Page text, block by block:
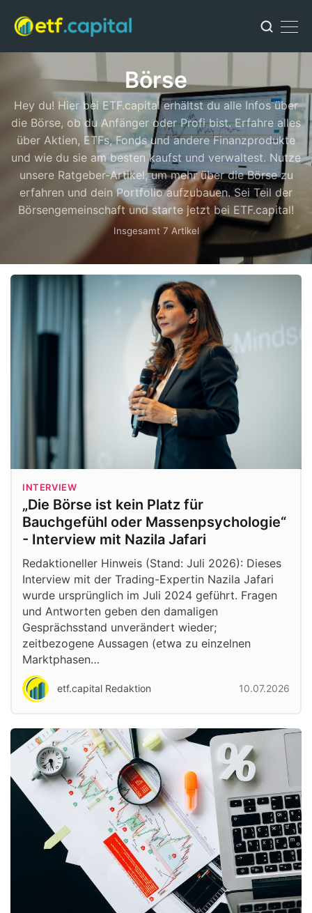
Börse
Hey du! Hier bei ETF.capital erhältst du alle Infos über
die Börse, ob du Anfänger oder Profi bist. Erfahre alles
über Aktien, ETFs, Fonds und andere Finanzprodukte
und wie du sie am besten kaufst und verwaltest. Nutze
unsere Ratgeber-Artikel, um mehr über die Börse zu
erfahren und dein Portfolio aufzubauen. Sei Teil der
Börsengemeinschaft und starte jetzt bei ETF.capital!
Insgesamt 7 Artikel
INTERVIEW
„Die Börse ist kein Platz für
Bauchgefühl oder Massenpsychologie“
- Interview mit Nazila Jafari
Redaktioneller Hinweis (Stand: Juli 2026): Dieses
Interview mit der Trading-Expertin Nazila Jafari
wurde ursprünglich im Juli 2024 geführt. Fragen
und Antworten geben den damaligen
Gesprächsstand unverändert wieder;
zeitbezogene Aussagen (etwa zu einzelnen
Marktphasen…
etf.capital Redaktion 10.07.2026